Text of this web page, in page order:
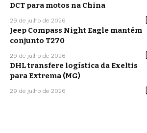
DCT para motos na China
29 de julho de 2026
Jeep Compass Night Eagle mantém
conjunto T270
29 de julho de 2026
DHL transfere logística da Exeltis
para Extrema (MG)
29 de julho de 2026